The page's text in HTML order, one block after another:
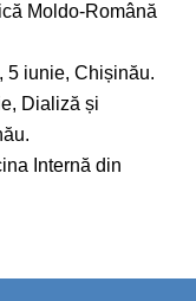
Moldo-Română
5 iunie, Chișinău.
Dializă și
Internă din